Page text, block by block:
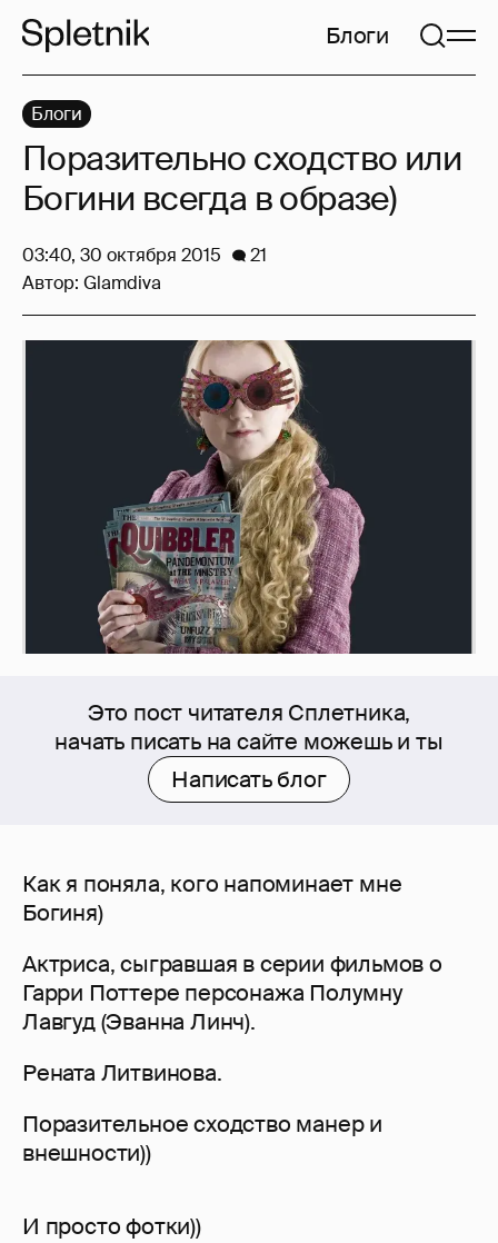
Блоги
Это пост читателя Сплетника,
начать писать на сайте можешь и ты
Написать блог
Как я поняла, кого напоминает мне
Богиня)
Актриса, сыгравшая в серии фильмов о
Гарри Поттере персонажа Полумну
Лавгуд (Эванна Линч).
Рената Литвинова.
Поразительное сходство манер и
внешности))
И просто фотки))
Блоги
Поразительно сходство или
Богини всегда в образе)
03:40, 30 октября 2015
21
Автор: Glamdiva